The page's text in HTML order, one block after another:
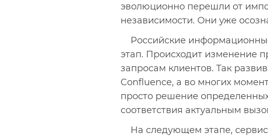
эволюционно перешли от
независимости. Они уже
Российские
этап. Происходит изменение
запросам клиентов. Так
Confluence, а во многих
просто решение
соответствия актуальным
На следующем этапе,